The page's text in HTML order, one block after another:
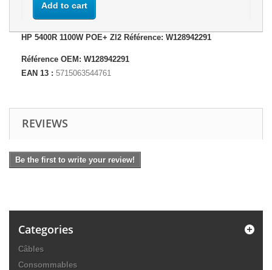
Add to cart
HP 5400R 1100W POE+ Zl2 Référence: W128942291
Référence OEM: W128942291
EAN 13 : 5715063544761
REVIEWS
Be the first to write your review!
Categories
Câbles
Consommables